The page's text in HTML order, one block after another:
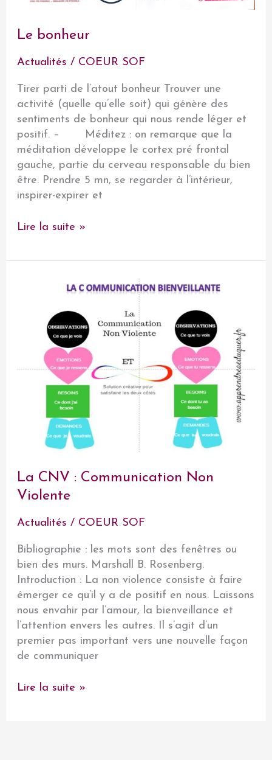
Le bonheur
Actualités / COEUR SOF
Tirer parti de l’atout bonheur Trouver une
activité (quelle qu’elle soit) qui génère des
sentiments de bonheur qui nous rende léger et
positif. – Méditez : on remarque que la
méditation développe le cortex pré frontal
gauche, partie du cerveau responsable du bien
être. Prendre 5 mn, se regarder à l’intérieur,
inspirer-expirer et
Le
Lire la suite »
La CNV : Communication Non
Violente
Actualités / COEUR SOF
Bibliographie : les mots sont des fenêtres ou
bien des murs. Marshall B. Rosenberg.
Introduction : La non violence consiste à faire
émerger ce qu’il y a de positif en nous. Laissons
nous envahir par l’amour, la bienveillance et
l’attention envers les autres. Il s’agit d’un
premier pas important vers une nouvelle façon
de communiquer
La
Lire la suite »